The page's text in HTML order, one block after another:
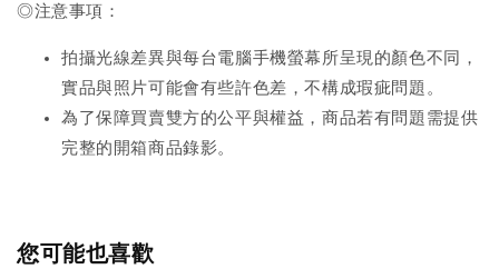
◎注意事項：
拍攝光線差異與每台電腦手機螢幕所呈現的顏色不同，
實品與照片可能會有些許色差，不構成瑕疵問題。
為了保障買賣雙方的公平與權益，商品若有問題需提供
完整的開箱商品錄影。
您可能也喜歡